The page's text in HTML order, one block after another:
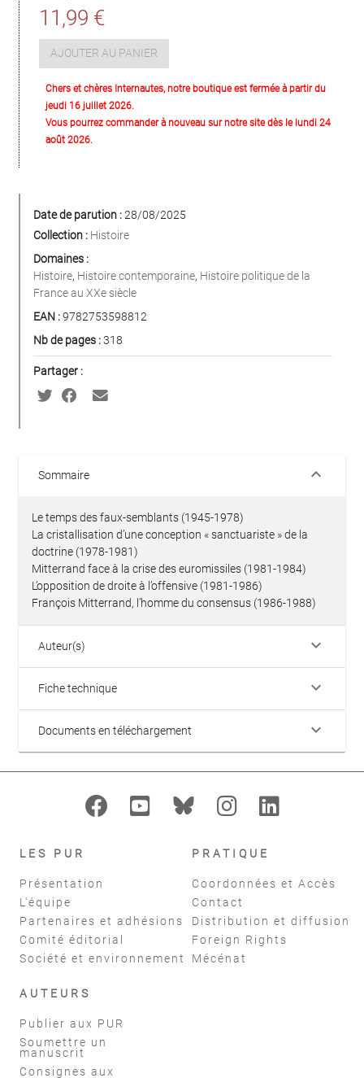
11,99 €
AJOUTER AU PANIER
Chers et chères Internautes, notre boutique est fermée à partir du
jeudi 16 juillet 2026.
Vous pourrez commander à nouveau sur notre site dès le lundi 24
août 2026.
Date de parution :28/08/2025
Collection : Histoire
Domaines :
Histoire, Histoire contemporaine, Histoire politique de la
France au XXe siècle
EAN :9782753598812
Nb de pages :318
Partager :
Sommaire keyboard_arrow_down
Le temps des faux-semblants (1945-1978)
La cristallisation d’une conception « sanctuariste » de la
doctrine (1978-1981)
Mitterrand face à la crise des euromissiles (1981-1984)
L’opposition de droite à l’offensive (1981-1986)
François Mitterrand, l’homme du consensus (1986-1988)
Auteur(s) keyboard_arrow_down
Fiche technique keyboard_arrow_down
Documents en téléchargement keyboard_arrow_down
LES PUR
Présentation
L'équipe
Partenaires et adhésions
Comité éditorial
Société et environnement
PRATIQUE
Coordonnées et Accès
Contact
Distribution et diffusion
Foreign Rights
Mécénat
AUTEURS
Publier aux PUR
Soumettre un
manuscrit
Consignes aux